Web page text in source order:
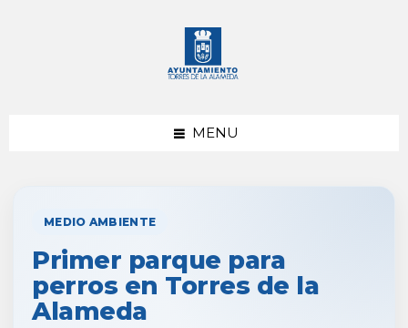
MENU
MEDIO AMBIENTE
Primer parque para
perros en Torres de la
Alameda